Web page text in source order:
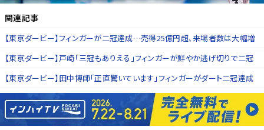
関連記事
【東京ダービー】フィンガーが二冠達成…売得25億円超、来場者数は大幅増
【東京ダービー】戸崎「三冠もありえる」フィンガーが鮮やか逃げ切りで二冠
【東京ダービー】田中博師「正直驚いています」フィンガーがダート二冠達成